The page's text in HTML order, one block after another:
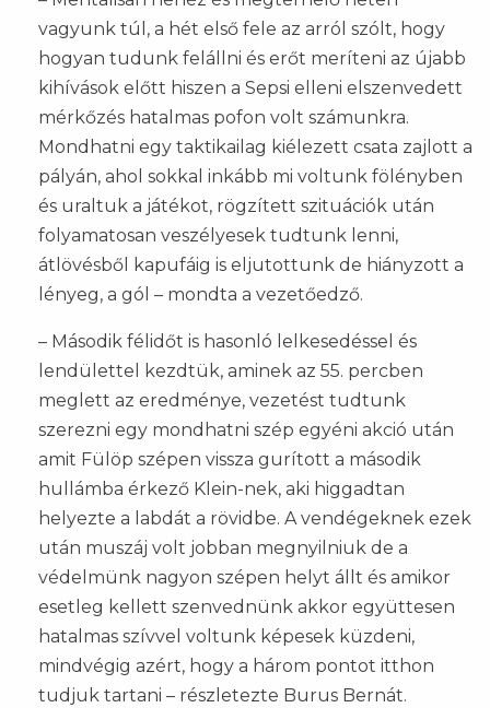
vagyunk túl, a hét első fele az arról szólt, hogy
hogyan tudunk felállni és erőt meríteni az újabb
kihívások előtt hiszen a Sepsi elleni elszenvedett
mérkőzés hatalmas pofon volt számunkra.
Mondhatni egy taktikailag kiélezett csata zajlott a
pályán, ahol sokkal inkább mi voltunk fölényben
és uraltuk a játékot, rögzített szituációk után
folyamatosan veszélyesek tudtunk lenni,
átlövésből kapufáig is eljutottunk de hiányzott a
lényeg, a gól – mondta a vezetőedző.
– Második félidőt is hasonló lelkesedéssel és
lendülettel kezdtük, aminek az 55. percben
meglett az eredménye, vezetést tudtunk
szerezni egy mondhatni szép egyéni akció után
amit Fülöp szépen vissza gurított a második
hullámba érkező Klein-nek, aki higgadtan
helyezte a labdát a rövidbe. A vendégeknek ezek
után muszáj volt jobban megnyilniuk de a
védelmünk nagyon szépen helyt állt és amikor
esetleg kellett szenvednünk akkor együttesen
hatalmas szívvel voltunk képesek küzdeni,
mindvégig azért, hogy a három pontot itthon
tudjuk tartani – részletezte Burus Bernát.